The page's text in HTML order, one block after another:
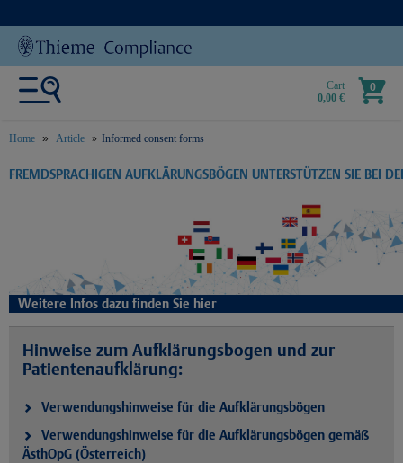
Cart
0,00 €
0
Home Article Informed consent forms
text.skipToContent
text.skipToNavigation
FREMDSPRACHIGEN AUFKLÄRUNGSBÖGEN UNTERSTÜTZEN SIE BEI
Weitere Infos dazu finden Sie hier
Hinweise zum Aufklärungsbogen und zur
Patientenaufklärung:
Verwendungshinweise für die Aufklärungsbögen
Verwendungshinweise für die Aufklärungsbögen gemäß
ÄsthOpG (Österreich)